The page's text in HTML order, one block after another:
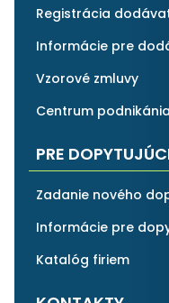
Registrácia
Informácie pre
Vzorové zmluvy
Centrum podnikánia
PRE
Zadanie nového
Informácie pre
Katalóg firiem